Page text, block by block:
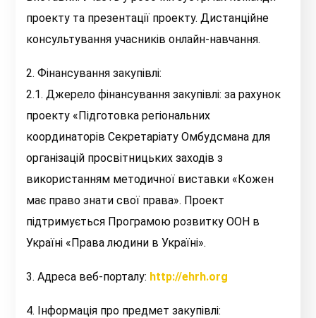
проекту та презентації проекту. Дистанційне
консультування учасників онлайн-навчання.
2. Фінансування закупівлі:
2.1. Джерело фінансування закупівлі: за рахунок
проекту «Підготовка регіональних
координаторів Секретаріату Омбудсмана для
організацій просвітницьких заходів з
використанням методичної виставки «Кожен
має право знати свої права». Проект
підтримується Програмою розвитку ООН в
Україні «Права людини в Україні».
3. Адреса веб-порталу: http://ehrh.org
4. Інформація про предмет закупівлі: